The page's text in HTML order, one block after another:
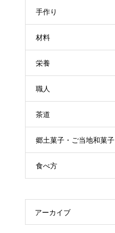
手作り
材料
栄養
職人
茶道
郷土菓子・ご当地和菓子
食べ方
アーカイブ